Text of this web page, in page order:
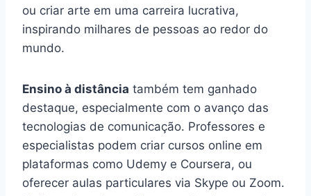
ou criar arte em uma carreira lucrativa,
inspirando milhares de pessoas ao redor do
mundo.
Ensino à distância também tem ganhado
destaque, especialmente com o avanço das
tecnologias de comunicação. Professores e
especialistas podem criar cursos online em
plataformas como Udemy e Coursera, ou
oferecer aulas particulares via Skype ou Zoom.